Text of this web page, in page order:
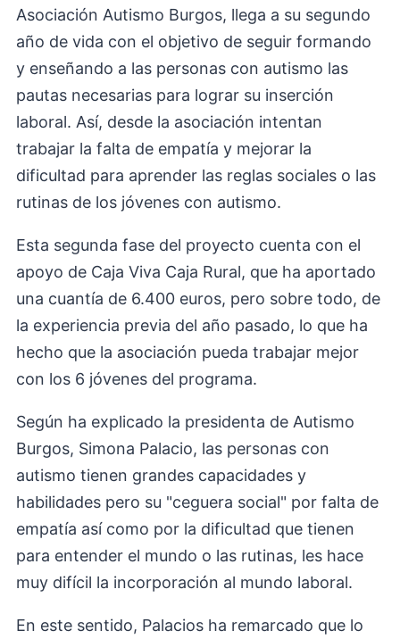
Asociación Autismo Burgos, llega a su segundo
año de vida con el objetivo de seguir formando
y enseñando a las personas con autismo las
pautas necesarias para lograr su inserción
laboral. Así, desde la asociación intentan
trabajar la falta de empatía y mejorar la
dificultad para aprender las reglas sociales o las
rutinas de los jóvenes con autismo.
Esta segunda fase del proyecto cuenta con el
apoyo de Caja Viva Caja Rural, que ha aportado
una cuantía de 6.400 euros, pero sobre todo, de
la experiencia previa del año pasado, lo que ha
hecho que la asociación pueda trabajar mejor
con los 6 jóvenes del programa.
Según ha explicado la presidenta de Autismo
Burgos, Simona Palacio, las personas con
autismo tienen grandes capacidades y
habilidades pero su "ceguera social" por falta de
empatía así como por la dificultad que tienen
para entender el mundo o las rutinas, les hace
muy difícil la incorporación al mundo laboral.
En este sentido, Palacios ha remarcado que lo